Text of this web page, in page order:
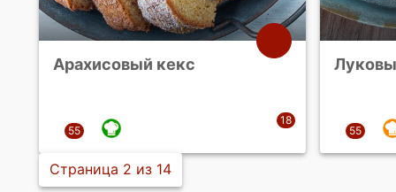
Арахисовый кекс
Страница 2 из 14